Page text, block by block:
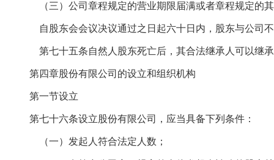
（三）公司章程规定的营业期限届满或者章程规定的
自股东会会议决议通过之日起六十日内，股东与公司
第七十五条自然人股东死亡后，其合法继承人可以继
第四章股份有限公司的设立和组织机构
第一节设立
第七十六条设立股份有限公司，应当具备下列条件：
（一）发起人符合法定人数；